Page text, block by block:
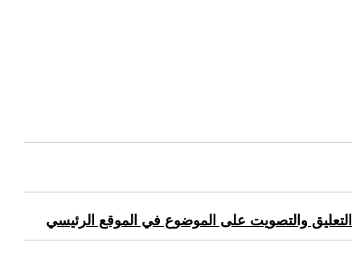
التعليق والتصويت على الموضوع في الموقع الرئيسي